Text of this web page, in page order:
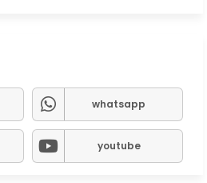
whatsapp
youtube